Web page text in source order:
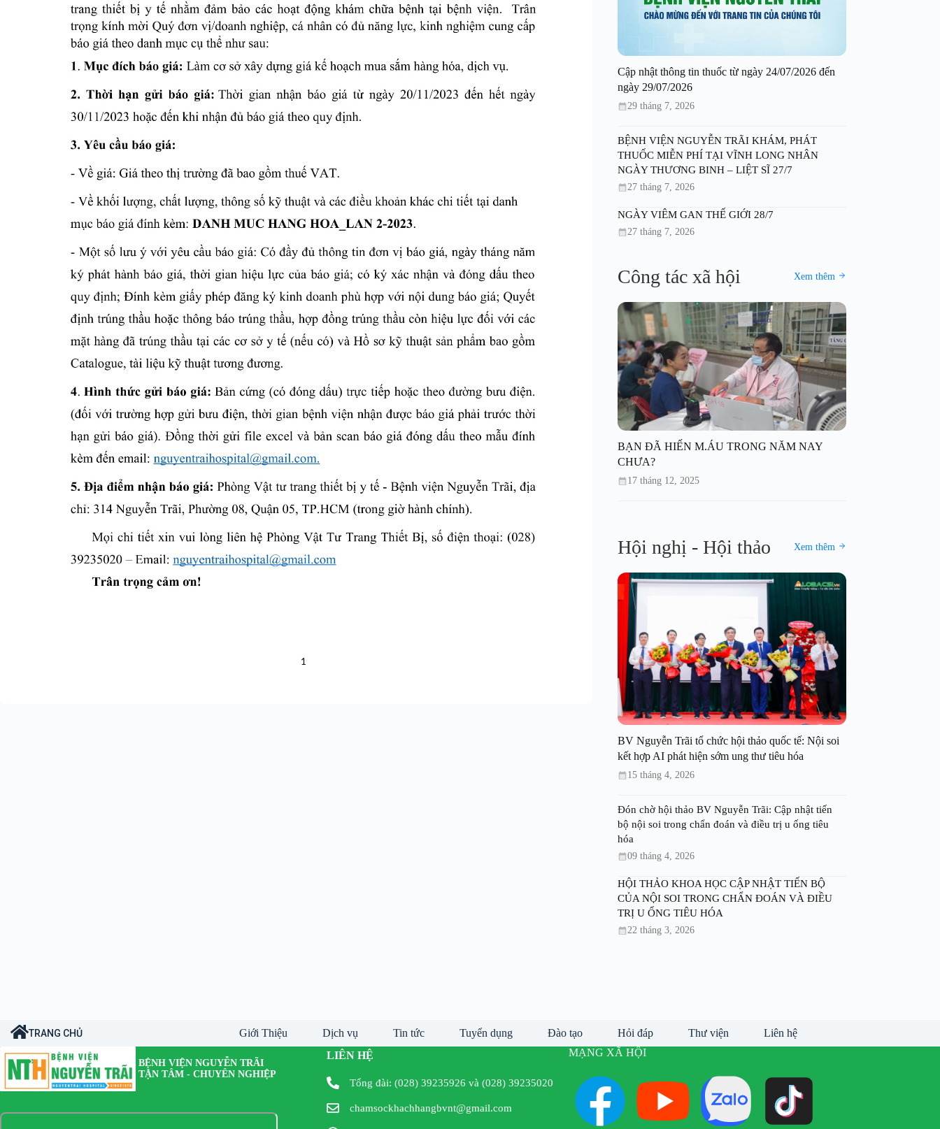
Cập nhật thông tin thuốc từ ngày 24/07/2026 đến
ngày 29/07/2026
29 tháng 7, 2026
BỆNH VIỆN NGUYỄN TRÃI KHÁM, PHÁT
THUỐC MIỄN PHÍ TẠI VĨNH LONG NHÂN
NGÀY THƯƠNG BINH – LIỆT SĨ 27/7
27 tháng 7, 2026
NGÀY VIÊM GAN THẾ GIỚI 28/7
27 tháng 7, 2026
Công tác xã hội Xem thêm
BẠN ĐÃ HIẾN M.ÁU TRONG NĂM NAY
CHƯA?
17 tháng 12, 2025
Hội nghị - Hội thảo Xem thêm
BV Nguyễn Trãi tổ chức hội thảo quốc tế: Nội soi
kết hợp AI phát hiện sớm ung thư tiêu hóa
15 tháng 4, 2026
Đón chờ hội thảo BV Nguyễn Trãi: Cập nhật tiến
bộ nội soi trong chẩn đoán và điều trị u ống tiêu
hóa
09 tháng 4, 2026
HỘI THẢO KHOA HỌC CẬP NHẬT TIẾN BỘ
CỦA NỘI SOI TRONG CHẨN ĐOÁN VÀ ĐIỀU
TRỊ U ỐNG TIÊU HÓA
22 tháng 3, 2026
TRANG CHỦ Giới Thiệu Dịch vụ Tin tức Tuyển dụng Đào tạo Hỏi đáp Thư viện Liên hệ
BỆNH VIỆN NGUYỄN TRÃI
TẬN TÂM - CHUYÊN NGHIỆP
LIÊN HỆ
Tổng đài: (028) 39235926 và (028) 39235020
chamsockhachhangbvnt@gmail.com
MẠNG XÃ HỘI